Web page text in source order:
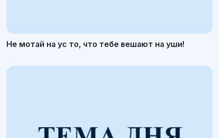
Не мотай на ус то, что тебе вешают на уши!